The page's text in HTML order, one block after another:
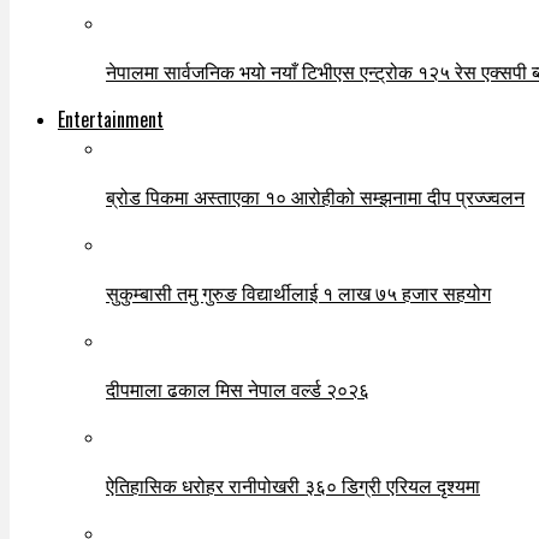
नेपालमा सार्वजनिक भयो नयाँ टिभीएस एन्ट्रोक १२५ रेस एक्सपी
Entertainment
ब्रोड पिकमा अस्ताएका १० आरोहीको सम्झनामा दीप प्रज्ज्वलन
सुकुम्बासी तमु गुरुङ विद्यार्थीलाई १ लाख ७५ हजार सहयोग
दीपमाला ढकाल मिस नेपाल वर्ल्ड २०२६
ऐतिहासिक धरोहर रानीपोखरी ३६० डिग्री एरियल दृश्यमा